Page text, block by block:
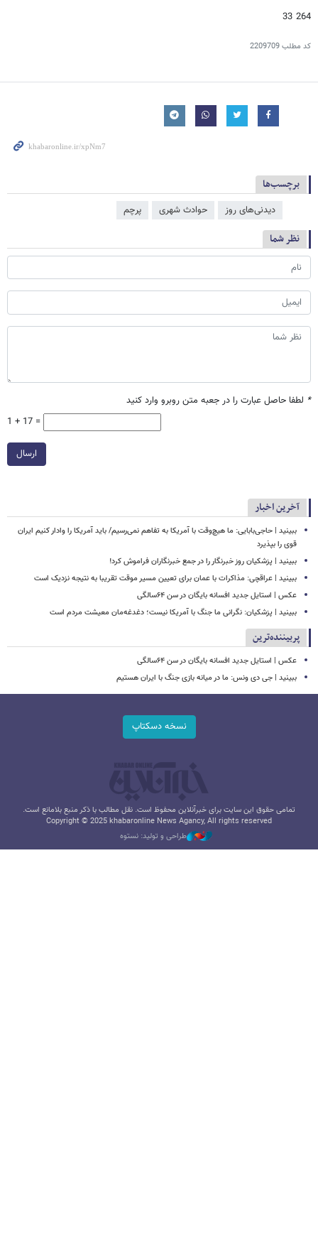
264 33
کد مطلب2209709
برچسب‌ها
دیدنی‌های روز حوادث شهری پرچم
نظر شما
* لطفا حاصل عبارت را در جعبه متن روبرو وارد کنید
1 + 17 =
ارسال
آخرین اخبار
ببینید | حاجی‌بابایی: ما هیچ‌وقت با آمریکا به تفاهم نمی‌رسیم/ باید آمریکا را وادار کنیم ایران
قوی را بپذیرد
ببینید | پزشکیان روز خبرنگار را در جمع خبرنگاران فراموش کرد!
ببینید | عراقچی: مذاکرات با عمان برای تعیین مسیر موقت تقریبا به نتیجه نزدیک است
عکس | استایل جدید افسانه بایگان در سن ۶۴سالگی
ببینید | پزشکیان: نگرانی ما جنگ با آمریکا نیست؛ دغدغه‌مان معیشت مردم است
پربیننده‌ترین
عکس | استایل جدید افسانه بایگان در سن ۶۴سالگی
ببینید | جی دی ونس: ما در میانه بازی جنگ با ایران هستیم
نسخه دسکتاپ
تمامی حقوق این سایت برای خبرآنلاین محفوظ است. نقل مطالب با ذکر منبع بلامانع است.
Copyright © 2025 khabaronline News Agancy, All rights reserved
طراحی و تولید: نستوه